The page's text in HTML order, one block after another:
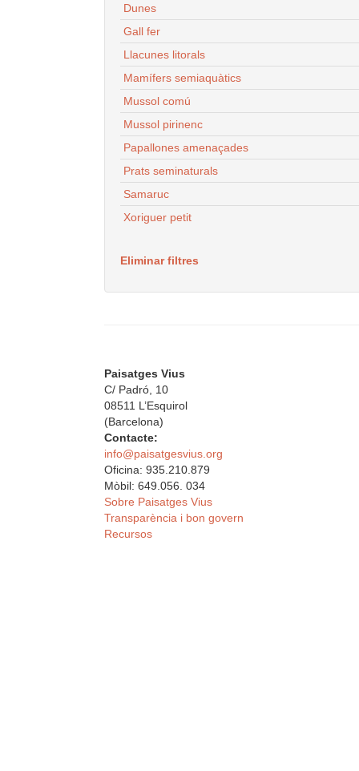
Dunes
Gall fer
Llacunes litorals
Mamífers semiaquàtics
Mussol comú
Mussol pirinenc
Papallones amenaçades
Prats seminaturals
Samaruc
Xoriguer petit
Eliminar filtres
Paisatges Vius
C/ Padró, 10
08511 L’Esquirol
(Barcelona)
Contacte:
info@paisatgesvius.org
Oficina: 935.210.879
Mòbil: 649.056. 034
Sobre Paisatges Vius
Transparència i bon govern
Recursos